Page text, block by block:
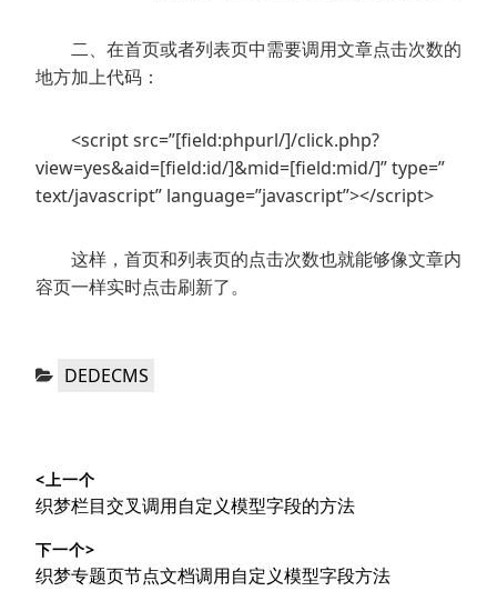
二、在首页或者列表页中需要调用文章点击次数的
地方加上代码：
<script src=”[field:phpurl/]/click.php?
view=yes&aid=[field:id/]&mid=[field:mid/]” type=”
text/javascript” language=”javascript”></script>
这样，首页和列表页的点击次数也就能够像文章内
容页一样实时点击刷新了。
分
DEDECMS
章
导
航
<上一个
上
文
章：
织梦栏目交叉调用自定义模型字段的方法
下一个>
下
织梦专题页节点文档调用自定义模型字段方法